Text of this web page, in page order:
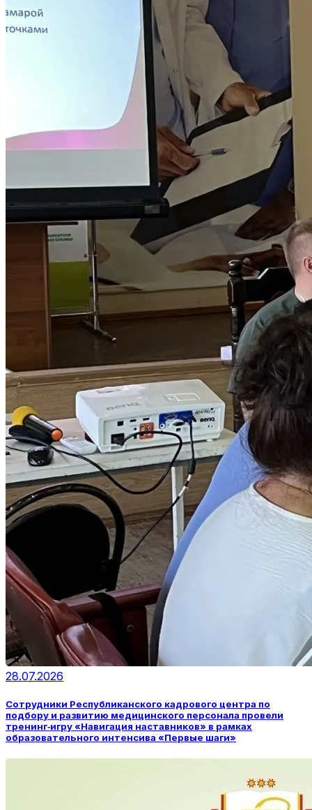
28.07.2026
Сотрудники Республиканского кадрового центра по
подбору и развитию медицинского персонала провели
тренинг‑игру «Навигация наставников» в рамках
образовательного интенсива «Первые шаги»